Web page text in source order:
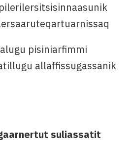
pisiniarfimmi
allaffissugassanik
suliassatit